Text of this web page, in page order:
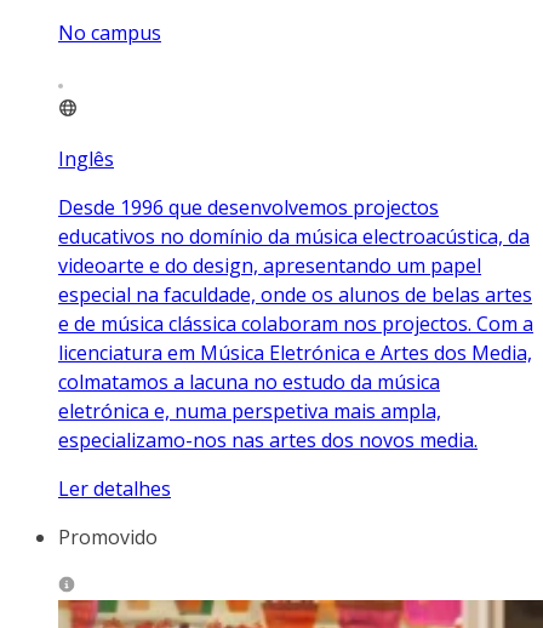
No campus
Inglês
Desde 1996 que desenvolvemos projectos
educativos no domínio da música electroacústica, da
videoarte e do design, apresentando um papel
especial na faculdade, onde os alunos de belas artes
e de música clássica colaboram nos projectos. Com a
licenciatura em Música Eletrónica e Artes dos Media,
colmatamos a lacuna no estudo da música
eletrónica e, numa perspetiva mais ampla,
especializamo-nos nas artes dos novos media.
Ler detalhes
Promovido